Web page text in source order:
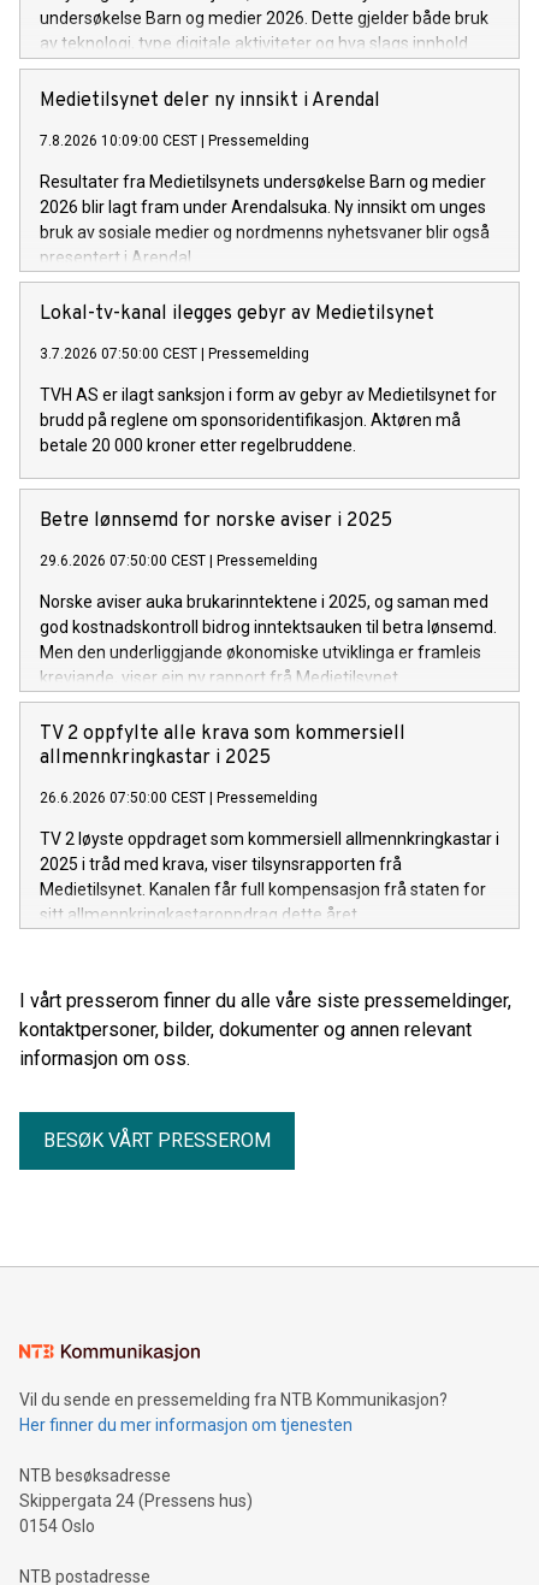
undersøkelse Barn og medier 2026. Dette gjelder både bruk
av teknologi, type digitale aktiviteter og hva slags innhold
ungdommene ser og følger.
Medietilsynet deler ny innsikt i Arendal
7.8.2026 10:09:00 CEST | Pressemelding
Resultater fra Medietilsynets undersøkelse Barn og medier
2026 blir lagt fram under Arendalsuka. Ny innsikt om unges
bruk av sosiale medier og nordmenns nyhetsvaner blir også
presentert i Arendal.
Lokal-tv-kanal ilegges gebyr av Medietilsynet
3.7.2026 07:50:00 CEST | Pressemelding
TVH AS er ilagt sanksjon i form av gebyr av Medietilsynet for
brudd på reglene om sponsoridentifikasjon. Aktøren må
betale 20 000 kroner etter regelbruddene.
Betre lønnsemd for norske aviser i 2025
29.6.2026 07:50:00 CEST | Pressemelding
Norske aviser auka brukarinntektene i 2025, og saman med
god kostnadskontroll bidrog inntektsauken til betra lønsemd.
Men den underliggjande økonomiske utviklinga er framleis
krevjande, viser ein ny rapport frå Medietilsynet.
TV 2 oppfylte alle krava som kommersiell
allmennkringkastar i 2025
26.6.2026 07:50:00 CEST | Pressemelding
TV 2 løyste oppdraget som kommersiell allmennkringkastar i
2025 i tråd med krava, viser tilsynsrapporten frå
Medietilsynet. Kanalen får full kompensasjon frå staten for
sitt allmennkringkastaroppdrag dette året.
I vårt presserom finner du alle våre siste pressemeldinger,
kontaktpersoner, bilder, dokumenter og annen relevant
informasjon om oss.
BESØK VÅRT PRESSEROM
Vil du sende en pressemelding fra NTB Kommunikasjon?
Her finner du mer informasjon om tjenesten
NTB besøksadresse
Skippergata 24 (Pressens hus)
0154 Oslo
NTB postadresse